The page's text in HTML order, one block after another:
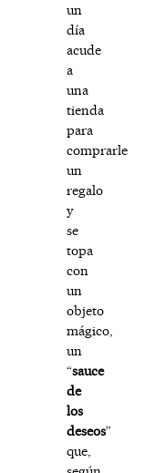
un
día
acude
a
una
tienda
para
comprarle
un
regalo
y
se
topa
con
un
objeto
mágico,
un
“sauce
de
los
deseos”
que,